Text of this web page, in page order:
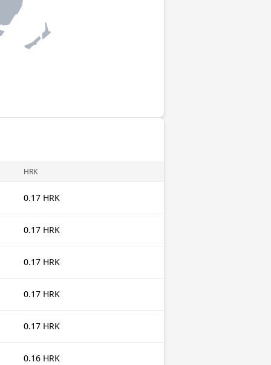
HRK
0.17 HRK
0.17 HRK
0.17 HRK
0.17 HRK
0.17 HRK
0.16 HRK